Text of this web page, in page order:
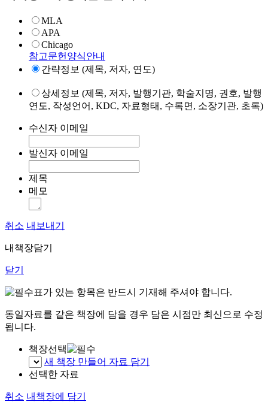
MLA
APA
Chicago
참고문헌양식안내
간략정보 (제목, 저자, 연도)
상세정보 (제목, 저자, 발행기관, 학술지명, 권호, 발행
연도, 작성언어, KDC, 자료형태, 수록면, 소장기관, 초록)
수신자 이메일
발신자 이메일
제목
메모
취소 내보내기
내책장담기
닫기
표가 있는 항목은 반드시 기재해 주셔야 합니다.
동일자료를 같은 책장에 담을 경우 담은 시점만 최신으로 수정
됩니다.
책장선택
새 책장 만들어 자료 담기
선택한 자료
취소 내책장에 담기